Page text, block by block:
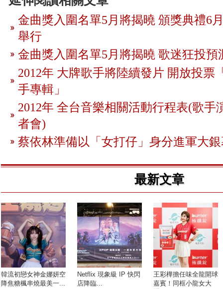
金曲獎入圍名單5月將揭曉 頒獎典禮6
舉行
金曲獎入圍名單5月將揭曉 歌迷狂投預
2012年 大牌歌手將陸續發片 開放投票
手專輯」
2012年 全台音樂相關活動行程表(歌手
者會)
蔡依林準備以「女打仔」身分進軍大
最新文章
​韓流初戀女神金娜妍空
降焦糖楓串燒最美一...
Netflix 現象級 IP 快閃
店降臨...
王彩樺擔任味全龍開球
嘉賓！同框小龍女大